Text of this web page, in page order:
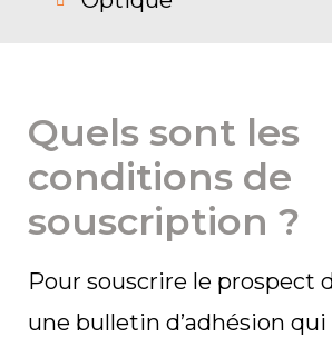
Quels sont les
conditions de
souscription ?
Pour souscrire le prospect
une bulletin d’adhésion